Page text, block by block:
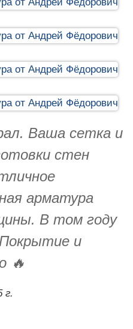
Ваша сетка и
стен
арматура
В том году
и
🔥
г.